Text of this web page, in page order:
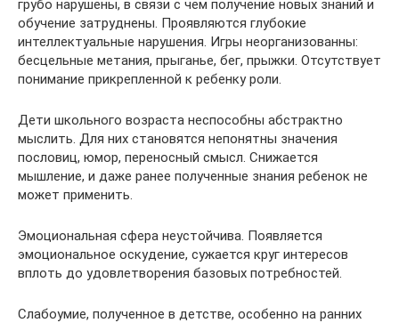
грубо нарушены, в связи с чем получение новых знаний и
обучение затруднены. Проявляются глубокие
интеллектуальные нарушения. Игры неорганизованны:
бесцельные метания, прыганье, бег, прыжки. Отсутствует
понимание прикрепленной к ребенку роли.
Дети школьного возраста неспособны абстрактно
мыслить. Для них становятся непонятны значения
пословиц, юмор, переносный смысл. Снижается
мышление, и даже ранее полученные знания ребенок не
может применить.
Эмоциональная сфера неустойчива. Появляется
эмоциональное оскудение, сужается круг интересов
вплоть до удовлетворения базовых потребностей.
Слабоумие, полученное в детстве, особенно на ранних